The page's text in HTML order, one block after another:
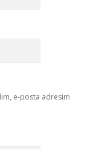
e-posta adresim